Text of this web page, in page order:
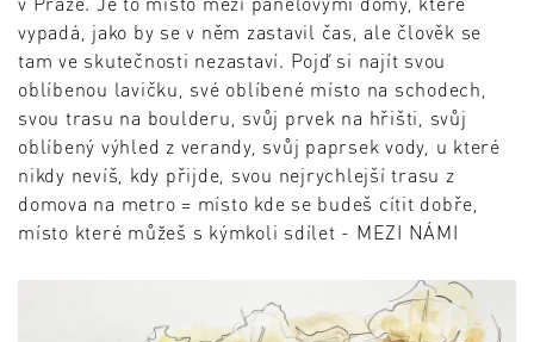
vypadá, jako by se v něm zastavil čas, ale člověk se
tam ve skutečnosti nezastaví. Pojď si najít svou
oblíbenou lavičku, své oblíbené místo na schodech,
svou trasu na boulderu, svůj prvek na hřišti, svůj
oblíbený výhled z verandy, svůj paprsek vody, u které
nikdy nevíš, kdy přijde, svou nejrychlejší trasu z
domova na metro = místo kde se budeš cítit dobře,
místo které můžeš s kýmkoli sdílet - MEZI NÁMI